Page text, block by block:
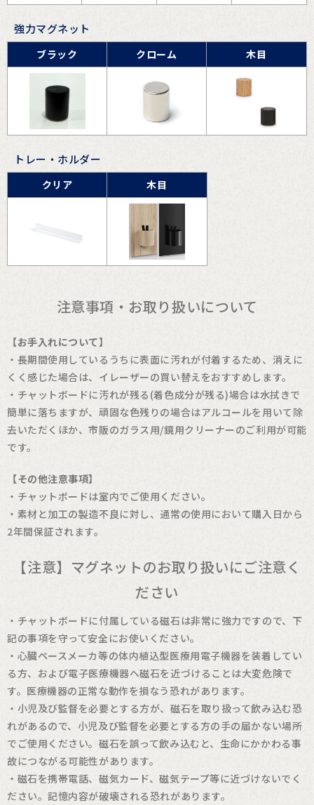
強力マグネット
ブラック クローム 木目
トレー・ホルダー
クリア 木目
注意事項・お取り扱いについて
【お手入れについて】
・長期間使用しているうちに表面に汚れが付着するため、消えに
くく感じた場合は、イレーザーの買い替えをおすすめします。
・チャットボードに汚れが残る(着色成分が残る)場合は水拭きで
簡単に落ちますが、頑固な色残りの場合はアルコールを用いて除
去いただくほか、市販のガラス用/鏡用クリーナーのご利用が可能
です。
【その他注意事項】
・チャットボードは室内でご使用ください。
・素材と加工の製造不良に対し、通常の使用において購入日から
2年間保証されます。
【注意】マグネットのお取り扱いにご注意く
ださい
・チャットボードに付属している磁石は非常に強力ですので、下
記の事項を守って安全にお使いください。
・心臓ペースメーカ等の体内植込型医療用電子機器を装着してい
る方、および電子医療機器へ磁石を近づけることは大変危険で
す。医療機器の正常な動作を損なう恐れがあります。
・小児及び監督を必要とする方が、磁石を取り扱って飲み込む恐
れがあるので、小児及び監督を必要とする方の手の届かない場所
でご使用ください。磁石を誤って飲み込むと、生命にかかわる事
故につながる可能性があります。
・磁石を携帯電話、磁気カード、磁気テープ等に近づけないでく
ださい。記憶内容が破壊される恐れがあります。